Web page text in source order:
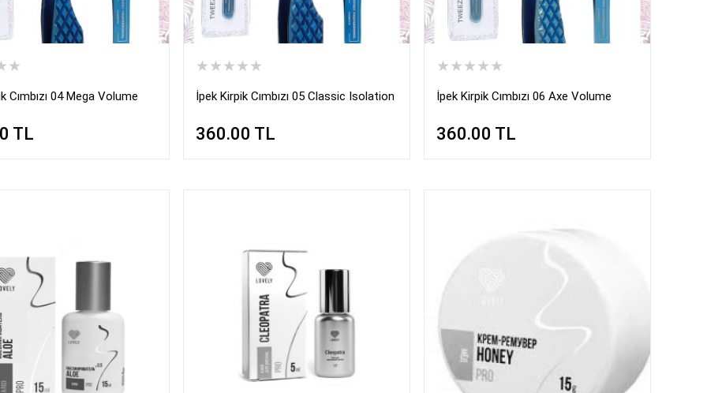
Cımbızı 04 Mega Volume
TL
★★★★★
İpek Kirpik Cımbızı 05 Classic Isolation
360.00 TL
★★★★★
İpek Kirpik Cımbızı 06 Axe Volume
360.00 TL